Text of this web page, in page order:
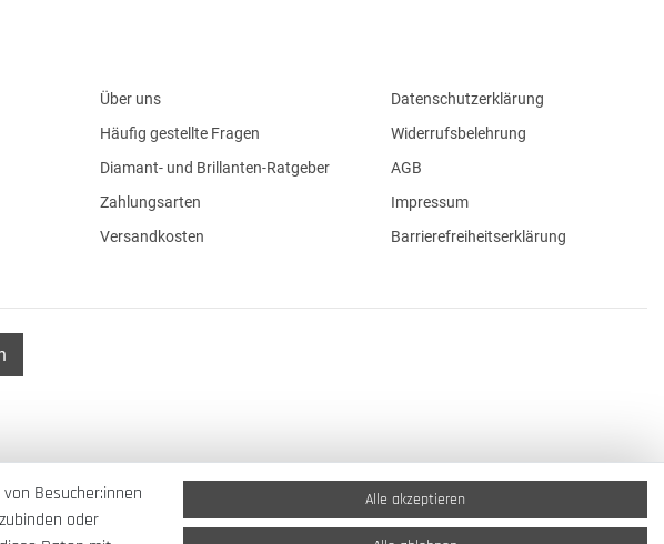
Über uns
Häufig gestellte Fragen
Diamant- und Brillanten-Ratgeber
Zahlungsarten
Versandkosten
Datenschutzerklärung
Widerrufsbelehrung
AGB
Impressum
Barrierefreiheitserklärung
Besucher:innen
oder
Alle akzeptieren